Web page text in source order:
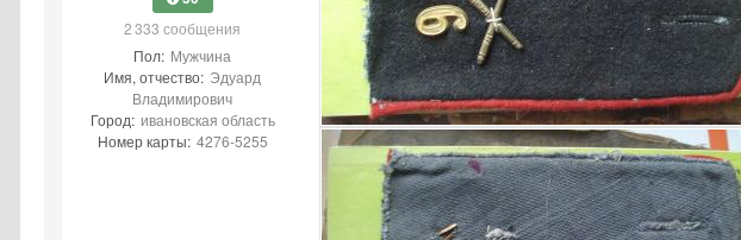
2 333 сообщения
Пол: Мужчина
Имя, отчество: Эдуард
Владимирович
Город: ивановская область
Номер карты: 4276-5255